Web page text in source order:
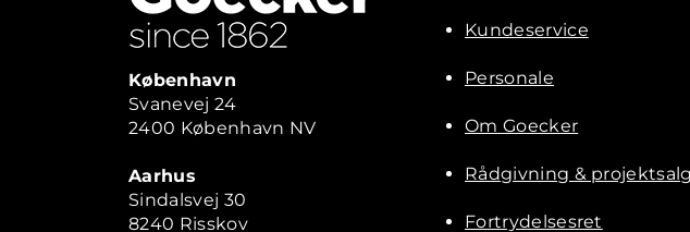
København
Svanevej 24
2400 København NV
Aarhus
Sindalsvej 30
8240 Risskov
Kundeservice
Personale
Om Goecker
Rådgivning & projektsalg
Fortrydelsesret